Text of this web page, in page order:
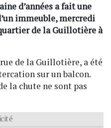
d’années a fait une
immeuble, mercredi
de la Guillotière à
de la Guillotière, a été
sur un balcon.
la chute ne sont pas